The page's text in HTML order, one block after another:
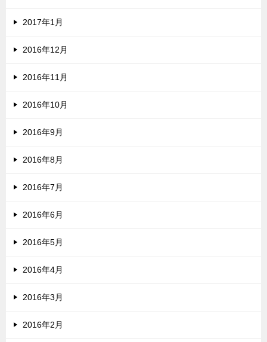
2017年1月
2016年12月
2016年11月
2016年10月
2016年9月
2016年8月
2016年7月
2016年6月
2016年5月
2016年4月
2016年3月
2016年2月